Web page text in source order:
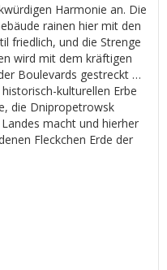
Harmonie an. Die
rainen hier mit den
friedlich, und die Strenge
wird mit dem kräftigen
Boulevards gestreckt …
kulturellen Erbe
die Dnipropetrowsk
macht und hierher
Fleckchen Erde der